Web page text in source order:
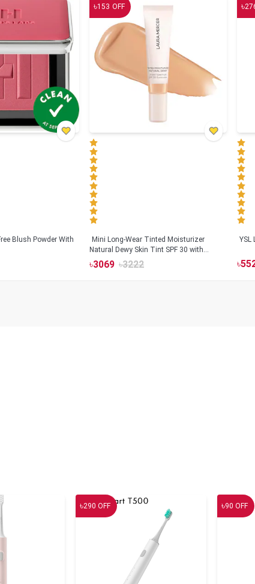
Blush Powder With
৳153 OFF
Mini Long-Wear Tinted Moisturizer
Natural Dewy Skin Tint SPF 30 with
Hyaluronic Acid
৳3069 ৳3222
৳
YSL
৳
৳290 OFF ৳90 OFF